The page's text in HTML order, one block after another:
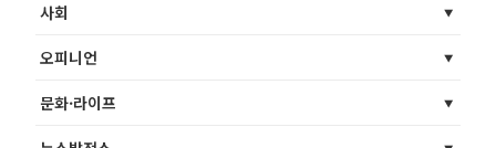
사회
오피니언
문화·라이프